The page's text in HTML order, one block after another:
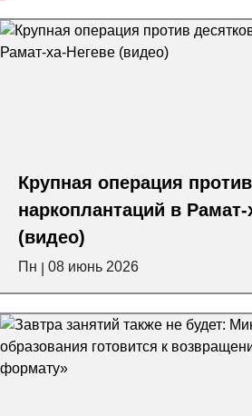
Крупная операция
наркоплантаций в Рамат-
(видео)
Пн 08 июнь 2026